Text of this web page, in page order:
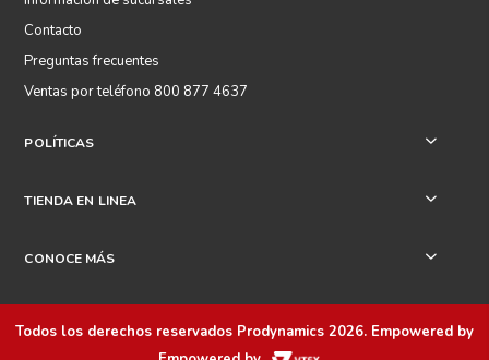
Contacto
Preguntas frecuentes
Ventas por teléfono 800 877 4637
POLÍTICAS +
TIENDA EN LINEA +
CONOCE MÁS +
Todos los derechos reservados Prodynamics 2026. Empowered by